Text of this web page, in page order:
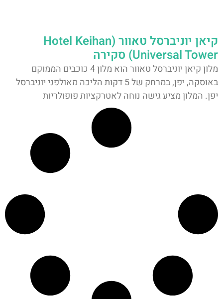
קיאן יוניברסל טאוור (Hotel Keihan
Universal Tower) סקירה
מלון קיאן יוניברסל טאוור הוא מלון 4 כוכבים הממוקם
באוסקה, יפן, במרחק של 5 דקות הליכה מאולפני יוניברסל
יפן. המלון מציע גישה נוחה לאטרקציות פופולריות